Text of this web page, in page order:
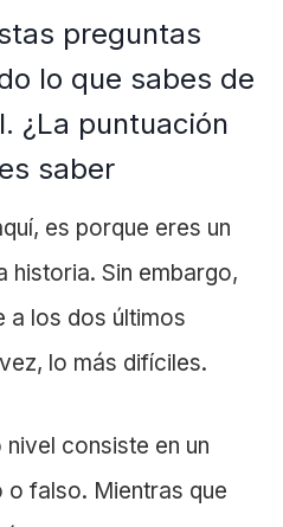
preguntas
lo que sabes de
¿La puntuación
saber
es porque eres un
historia. Sin embargo,
a los dos últimos
lo más difíciles.
consiste en un
falso. Mientras que